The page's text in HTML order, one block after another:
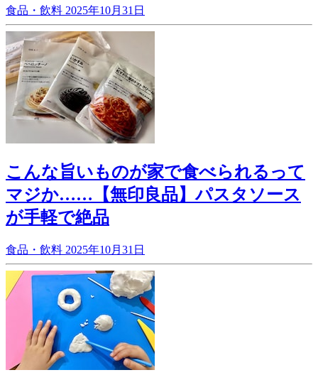
食品・飲料 2025年10月31日
こんな旨いものが家で食べられるって
マジか……【無印良品】パスタソース
が手軽で絶品
食品・飲料 2025年10月31日